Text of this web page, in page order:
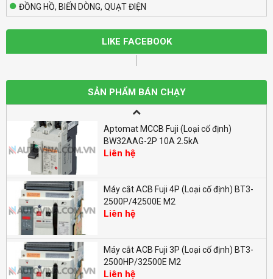
ĐỒNG HỒ, BIẾN DÒNG, QUẠT ĐIỆN
LIKE FACEBOOK
SẢN PHẨM BÁN CHẠY
Bộ định thời Analog – Power Off Delay
Liên hệ
Aptomat MCCB Fuji (Loại cố định)
BW100EAG-2P 100A 10kA
Liên hệ
Aptomat MCCB Fuji (Loại cố định)
BW32AAG-2P 10A 2.5kA
Liên hệ
Máy cắt ACB Fuji 4P (Loại cố định) BT3-
2500P/42500E M2
Liên hệ
Máy cắt ACB Fuji 3P (Loại cố định) BT3-
2500HP/32500E M2
Liên hệ